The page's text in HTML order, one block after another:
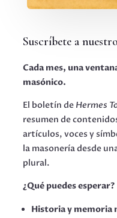
Suscríbete a
Cada mes, una
masónico.
El boletín de Hermes
resumen de
artículos, voces y
la masonería desde
plural.
¿Qué puedes esperar?
Historia y memoria